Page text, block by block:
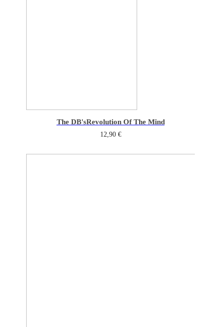
The DB'sRevolution Of The Mind
12,90 €